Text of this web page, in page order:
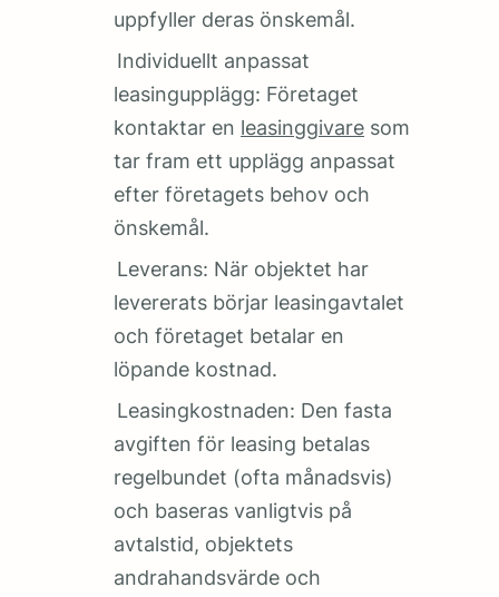
uppfyller deras önskemål.
Individuellt anpassat
leasingupplägg: Företaget
kontaktar en leasinggivare som
tar fram ett upplägg anpassat
efter företagets behov och
önskemål.
Leverans: När objektet har
levererats börjar leasingavtalet
och företaget betalar en
löpande kostnad.
Leasingkostnaden: Den fasta
avgiften för leasing betalas
regelbundet (ofta månadsvis)
och baseras vanligtvis på
avtalstid, objektets
andrahandsvärde och